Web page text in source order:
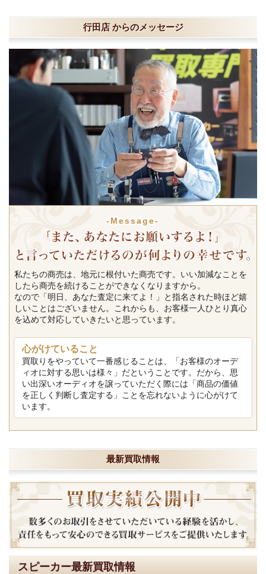
行田店 からのメッセージ
-Message-
私たちの商売は、地元に根付いた商売です。いい加減なことを
したら商売を続けることができなくなりますから。
なので「明日、あなた査定に来てよ！」と指名された時ほど嬉
しいことはございません。これからも、お客様一人ひとり真心
を込めて対応していきたいと思っています。
心がけていること
買取りをやっていて一番感じることは、「お客様のオーデ
ィオに対する思いは様々」だということです。だから、思
い出深いオーディオを譲っていただく際には「商品の価値
を正しく判断し査定する」ことを忘れないように心がけて
います。
最新買取情報
スピーカー最新買取情報